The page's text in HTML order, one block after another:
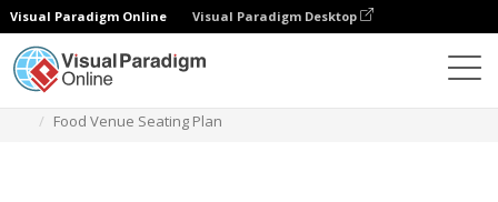
Visual Paradigm Online Visual Paradigm Desktop
Food Venue Seating Plan